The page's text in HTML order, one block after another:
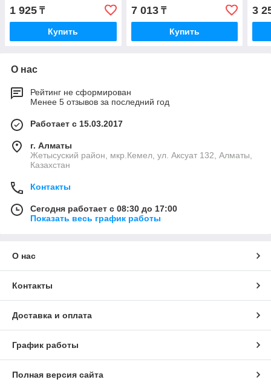
1 925 ₸
Купить
7 013₸
Купить
3
О нас
Рейтинг не сформирован
Менее 5 отзывов за последний год
Работает с 15.03.2017
г. Алматы
Жетысуский район, мкр.Кемел, ул. Аксуат 132, Алматы,
Казахстан
Контакты
Сегодня работает с 08:30 до 17:00
Показать весь график работы
О нас
Контакты
Доставка и оплата
График работы
Полная версия сайта